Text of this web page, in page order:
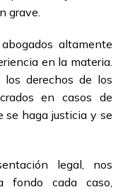
grave.
altamente
en la materia.
los derechos de los
en casos de
se haga justicia y se
legal, nos
fondo cada caso,